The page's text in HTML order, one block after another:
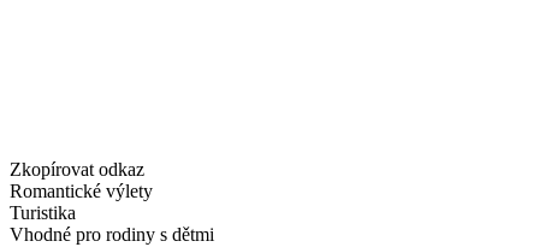
Zkopírovat odkaz
Romantické výlety
Turistika
Vhodné pro rodiny s dětmi